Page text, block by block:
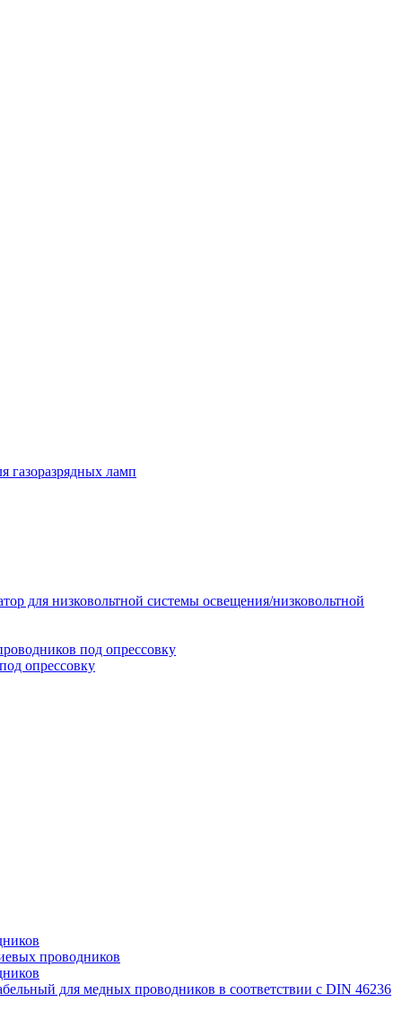
газоразрядных ламп
для низковольтной системы освещения/низковольтной
под опрессовку
опрессовку
проводников
для медных проводников в соответствии с DIN 46236